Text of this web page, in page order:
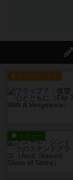
ルール/インスト
レビュー